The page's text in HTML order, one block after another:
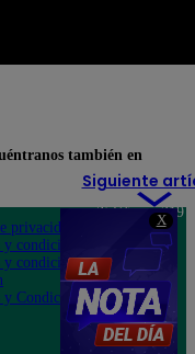
X
Siguiente
también en
privacidad
condiciones
condiciones
Condiciones
Teléfono: 219
Av. San
Felipe 968
Jesús María